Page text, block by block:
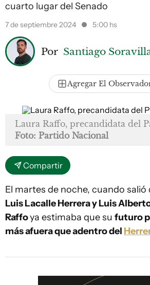
cuarto lugar del Senado
7 de septiembre 2024 5:00 hs
Por Santiago
Agregar El
Laura Raffo, precandidata del
Foto: Partido Nacional
Compartir
El martes de noche, cuando salió
Luis Lacalle Herrera y Luis
Raffoya estimaba que su futuro
más afuera que adentro del